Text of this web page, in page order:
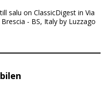
salu on ClassicDigest in Via
- BS, Italy by Luzzago